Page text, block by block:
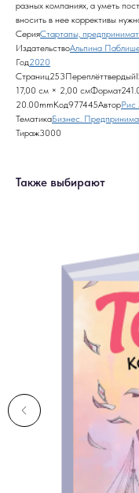
разных компаниях, а уметь
вносить в нее коррективы
СерияСтартапы,
ИздательствоАльпина
Год2020
17,00 см × 2,00
20.00mmКод977445АвторРис
ТематикаБизнес.
Тираж3000
Также выбирают